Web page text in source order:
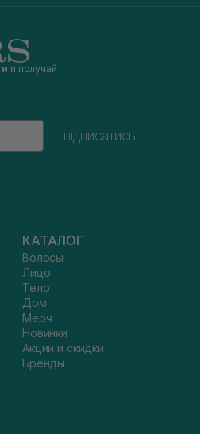
и получай
підписатись
КАТАЛОГ
Волосы
Лицо
Тело
Дом
Мерч
Новинки
Акции и скидки
Бренды